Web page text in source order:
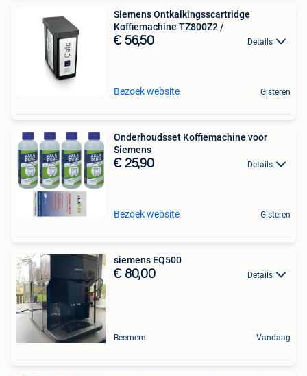
Siemens Ontkalkingsscartridge
Koffiemachine TZ800Z2 /
€ 56,50 Details
Bezoek website Gisteren
Onderhoudsset Koffiemachine voor
Siemens
€ 25,90 Details
Bezoek website Gisteren
siemens EQ500
€ 80,00 Details
Beernem Vandaag